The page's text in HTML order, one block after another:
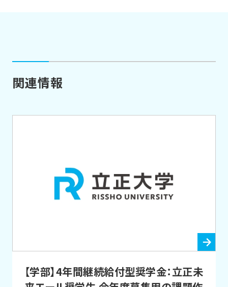
関連情報
【学部】4年間継続給付型奨学金：立正未